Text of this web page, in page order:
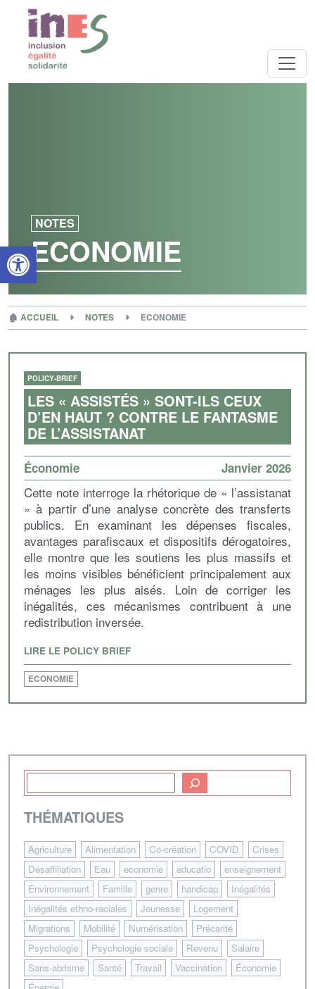
Open toolbar
NOTES
ECONOMIE
🏚 ACCUEIL NOTES ECONOMIE
POLICY-BRIEF
LES « ASSISTÉS » SONT-ILS CEUX
D’EN HAUT ? CONTRE LE FANTASME
DE L’ASSISTANAT
Économie Janvier 2026
Cette note interroge la rhétorique de « l’assistanat
» à partir d’une analyse concrète des transferts
publics. En examinant les dépenses fiscales,
avantages parafiscaux et dispositifs dérogatoires,
elle montre que les soutiens les plus massifs et
les moins visibles bénéficient principalement aux
ménages les plus aisés. Loin de corriger les
inégalités, ces mécanismes contribuent à une
redistribution inversée.
LIRE LE POLICY BRIEF
ECONOMIE
THÉMATIQUES
Agriculture Alimentation Co-création COVID
Crises
Désaffiliation
Eau economie educatio
enseignement
Environnement
Famille genre handicap
Inégalités
Inégalités ethno-raciales
Jeunesse
Logement
Migrations
Mobilité Numérisation
Précarité
Psychologie
Psychologie sociale Revenu
Salaire
Sans-abrisme
Santé Travail Vaccination
Économie